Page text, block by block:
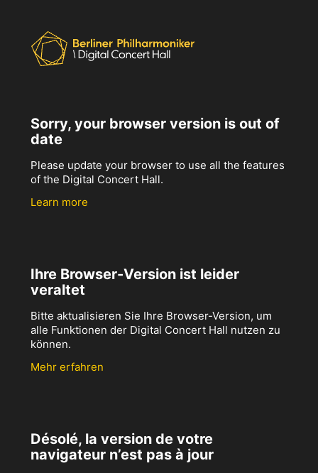
Sorry, your browser version is out of
date
Please update your browser to use all the features
of the Digital Concert Hall.
Learn more
Ihre Browser-Version ist leider
veraltet
Bitte aktualisieren Sie Ihre Browser-Version, um
alle Funktionen der Digital Concert Hall nutzen zu
können.
Mehr erfahren
Désolé, la version de votre
navigateur n’est pas à jour